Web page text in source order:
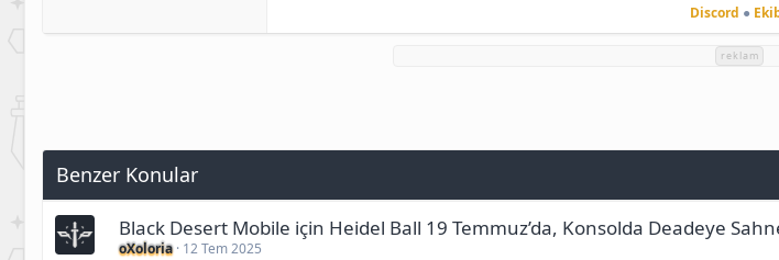
Discord ●
reklam
Benzer Konular
Black Desert Mobile için Heidel Ball 19 Temmuz’da, Konsolda Deadeye
oXoloria 12 Tem 2025